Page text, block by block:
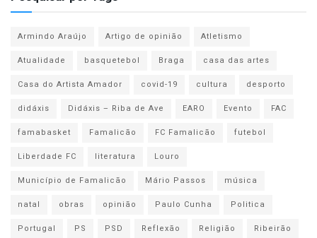
Armindo Araújo Artigo de opinião
Atletismo
Atualidade
basquetebol Braga
casa das artes
Casa do Artista Amador
covid-19 cultura
desporto
didáxis
Didáxis – Riba de Ave EARO Evento
FAC
famabasket
Famalicão FC Famalicão
futebol
Liberdade FC
literatura
Louro
Município de Famalicão
Mário Passos
música
natal
obras opinião Paulo Cunha
Politica
Portugal
PS PSD Reflexão Religião
Ribeirão